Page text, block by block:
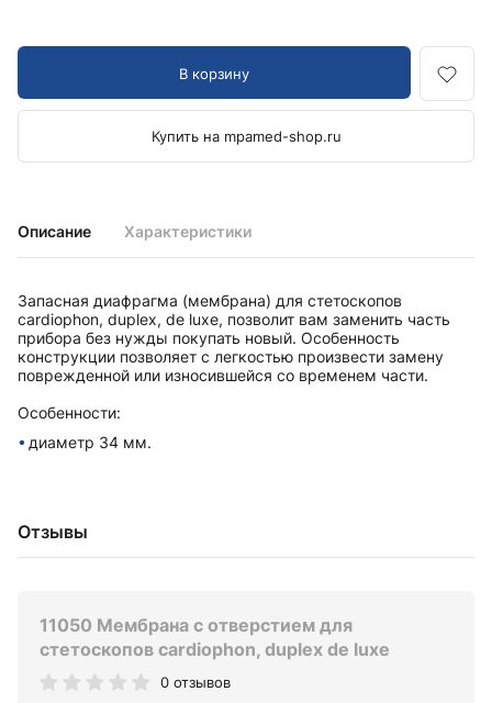
Описание Характеристики
Запасная диафрагма (мембрана) для стетоскопов
cardiophon, duplex, de luxe, позволит вам заменить часть
прибора без нужды покупать новый. Особенность
конструкции позволяет с легкостью произвести замену
поврежденной или износившейся со временем части.
Особенности:
диаметр 34 мм.
Отзывы
11050 Мембрана с отверстием для
стетоскопов cardiophon, duplex de luxe
0 отзывов
В корзину
Купить на mpamed-shop.ru